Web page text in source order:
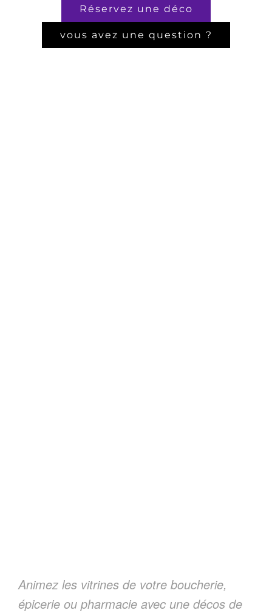
Réservez une déco
vous avez une question ?
Animez les vitrines de votre boucherie,
épicerie ou pharmacie avec une décos de